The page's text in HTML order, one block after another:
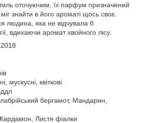
оточуючим, їх парфум призначений
знайти в його ароматі щось своє.
людина, яка не відчувала б
вдихаючи аромат хвойного лісу.
2018
мускусні, квіткові
бергамот, Мандарин,
Листя фіалки